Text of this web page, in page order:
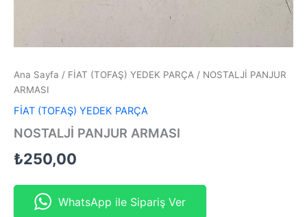
Ana Sayfa / FİAT (TOFAŞ) YEDEK PARÇA / NOSTALJİ PANJUR
ARMASI
FİAT (TOFAŞ) YEDEK PARÇA
NOSTALJİ PANJUR ARMASI
₺250,00
WhatsApp ile Sipariş Ver